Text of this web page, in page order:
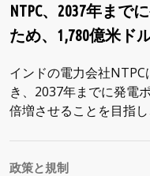
NTPC、2037年まで
ため、1,780億米ド
インドの電力会社
き、2037年までに発電
倍増させることを目指
政策と規制